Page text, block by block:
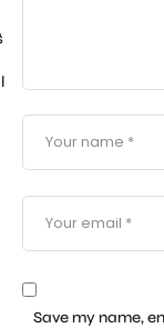
Save my name,